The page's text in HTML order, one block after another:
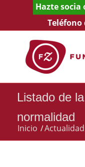
Hazte socia
Listado de
normalidad
Inicio /Actualidad